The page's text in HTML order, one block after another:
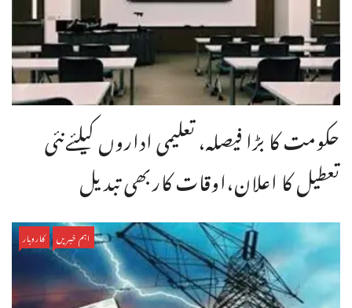
حکومت کا بڑا فیصلہ، تعلیمی اداروں کیلئےنئی
تعطیل کا اعلان،اوقات کاربھی تبدیل
اہم خبریں کاروبار